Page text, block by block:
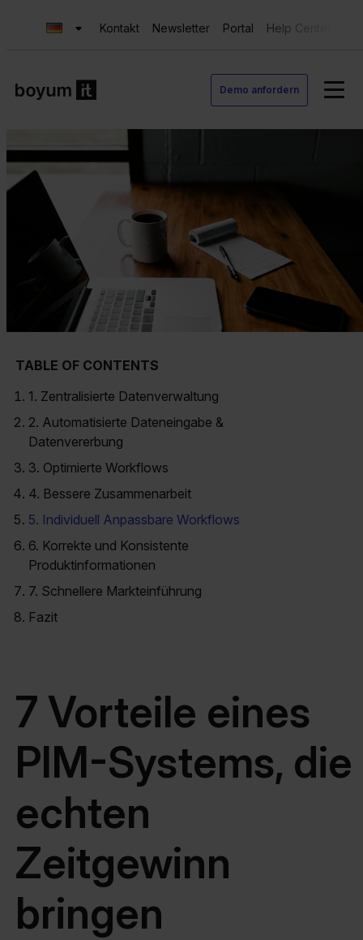
Kontakt Newsletter Portal Help Center
Demo anfordern
TABLE OF CONTENTS
1. Zentralisierte Datenverwaltung
2. Automatisierte Dateneingabe &
Datenvererbung
3. Optimierte Workflows
4. Bessere Zusammenarbeit
5. Individuell Anpassbare Workflows
6. Korrekte und Konsistente
Produktinformationen
7. Schnellere Markteinführung
Fazit
7 Vorteile eines
PIM-Systems, die
echten
Zeitgewinn
bringen